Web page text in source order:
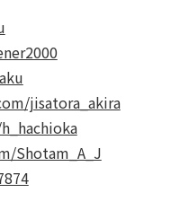
jisatora_akira
Shotam_A_J